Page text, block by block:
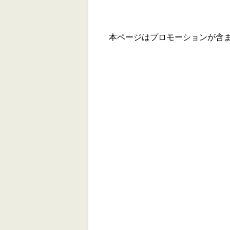
本ページはプロモーションが含